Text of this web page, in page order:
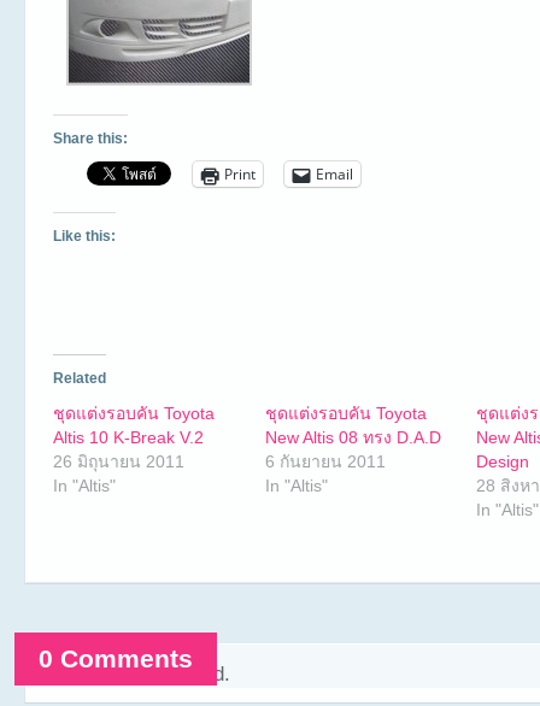
Share this:
Print Email
Like this:
Related
ชุดแต่งรอบคัน Toyota
Altis 10 K-Break V.2
26 มิถุนายน 2011
In "Altis"
ชุดแต่งรอบคัน Toyota
New Altis 08 ทรง D.A.D
6 กันยายน 2011
In "Altis"
ชุดแต่ง
New
Design
28 สิงห
In "Altis"
0 Comments
Comments are closed.